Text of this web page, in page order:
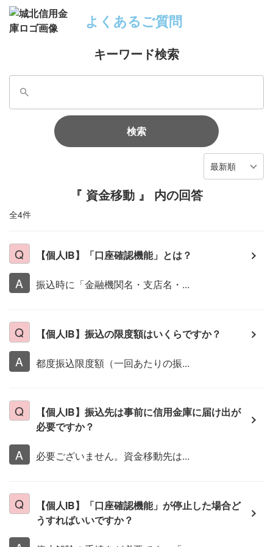
よくあるご質問
キーワード検索
検索
最新順
『 資金移動 』 内の回答
全4件
【個人IB】「口座確認機能」とは？
振込時に「金融機関名・支店名・...
【個人IB】振込の限度額はいくらですか？
都度振込限度額（一回あたりの振...
【個人IB】振込先は事前に信用金庫に届け出が
必要ですか？
必要ございません。資金移動先は...
【個人IB】「口座確認機能」が停止した場合ど
うすればいいですか？